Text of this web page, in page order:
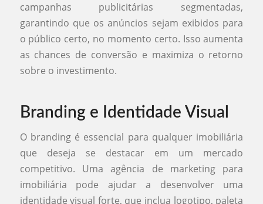
campanhas publicitárias segmentadas,
garantindo que os anúncios sejam exibidos para
o público certo, no momento certo. Isso aumenta
as chances de conversão e maximiza o retorno
sobre o investimento.
Branding e Identidade Visual
O branding é essencial para qualquer imobiliária
que deseja se destacar em um mercado
competitivo. Uma agência de marketing para
imobiliária pode ajudar a desenvolver uma
identidade visual forte, que inclua logotipo, paleta